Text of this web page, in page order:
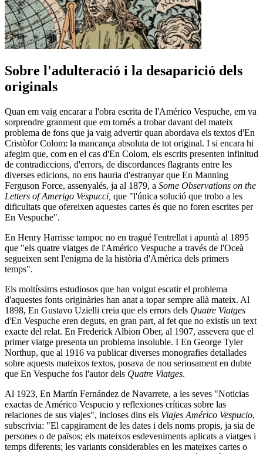
Sobre l'adulteració i la desaparició dels
originals
Quan em vaig encarar a l'obra escrita de l'Américo Vespuche, em va
sorprendre granment que em tornés a trobar davant del mateix
problema de fons que ja vaig advertir quan abordava els textos d'En
Cristòfor Colom: la mancança absoluta de tot original. I si encara hi
afegim que, com en el cas d'En Colom, els escrits presenten infinitud
de contradiccions, d'errors, de discordances flagrants entre les
diverses edicions, no ens hauria d'estranyar que En Manning
Ferguson Force, assenyalés, ja al 1879, a Some Observations on the
Letters of Amerigo Vespucci, que "l'única solució que trobo a les
dificultats que ofereixen aquestes cartes és que no foren escrites per
En Vespuche".
En Henry Harrisse tampoc no en tragué l'entrellat i apuntà al 1895
que "els quatre viatges de l'Américo Vespuche a través de l'Oceà
segueixen sent l'enigma de la història d'Amèrica dels primers
temps".
Els moltíssims estudiosos que han volgut escatir el problema
d'aquestes fonts originàries han anat a topar sempre allà mateix. Al
1898, En Gustavo Uzielli creia que els errors dels Quatre Viatges
d'En Vespuche eren deguts, en gran part, al fet que no existís un text
exacte del relat. En Frederick Albion Ober, al 1907, assevera que el
primer viatge presenta un problema insoluble. I En George Tyler
Northup, que al 1916 va publicar diverses monografies detallades
sobre aquests mateixos textos, posava de nou seriosament en dubte
que En Vespuche fos l'autor dels Quatre Viatges.
Al 1923, En Martín Fernández de Navarrete, a les seves "Noticias
exactas de Américo Vespucio y reflexiones críticas sobre las
relaciones de sus viajes", incloses dins els Viajes Américo Vespucio,
subscrivia: "El capgirament de les dates i dels noms propis, ja sia de
persones o de països; els mateixos esdeveniments aplicats a viatges i
temps diferents; les variants considerables en les mateixes cartes o